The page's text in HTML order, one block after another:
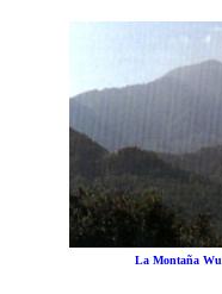
La Montaña